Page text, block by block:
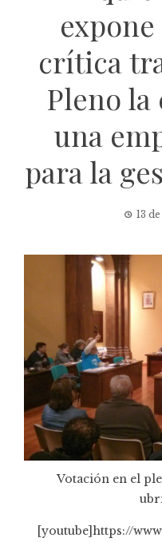
crítica
Pleno la
una
para la
13
Votación en el
[youtube]https://